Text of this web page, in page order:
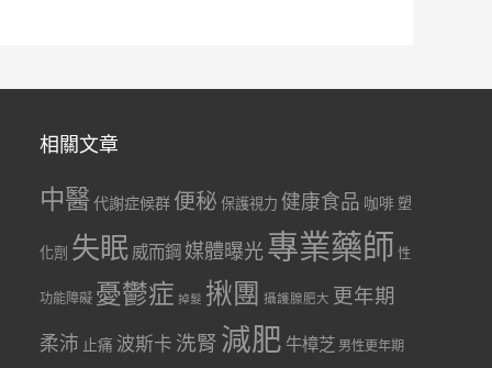
相關文章
中醫代謝症候群 便秘 保護視力 健康食品 咖啡 塑
化劑 失眠 威而鋼 媒體曝光專業藥師 性
功能障礙 憂鬱症 掉髮 揪團 攝護腺肥大 更年期
柔沛 止痛 波斯卡 洗腎 減肥 牛樟芝 男性更年期